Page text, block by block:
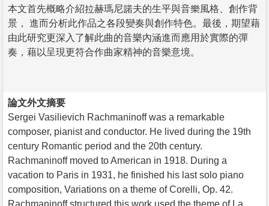
本文首先概略介紹拉赫瑪尼諾夫的生平與音樂風格、創作背
景， 進而分析此作品之各段變奏與創作特色。最後，期望藉
由此研究更深入了解此曲的音樂內涵進而應用於實際的彈
奏，藉以呈現更符合作曲家精神的音樂意境。
論文外文摘要
Sergei Vasilievich Rachmaninoff was a remarkable
composer, pianist and conductor. He lived during the 19th
century Romantic period and the 20th century.
Rachmaninoff moved to American in 1918. During a
vacation to Paris in 1931, he finished his last solo piano
composition, Variations on a theme of Corelli, Op. 42.
Rachmaninoff structured this work used the theme of La